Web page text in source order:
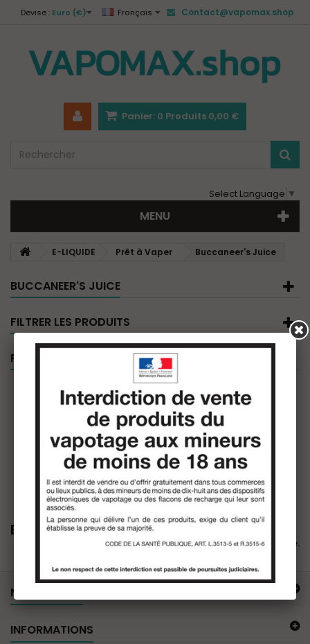
Devise : Euro (€) Français Contact@vapomax.shop
Panier: 0 Produits 0,00 €
Select Language ▼
MENU
E-LIQUIDE Prêt à Vaper Buccaneer's Juice
BUCCANEER'S JUICE
FILTRER LES PRODUITS
PROMOTIONS
Buccaneer's Juice
Il n'y a aucun produit dans cette catégorie.
NOTRE OFFRE
INFORMATIONS